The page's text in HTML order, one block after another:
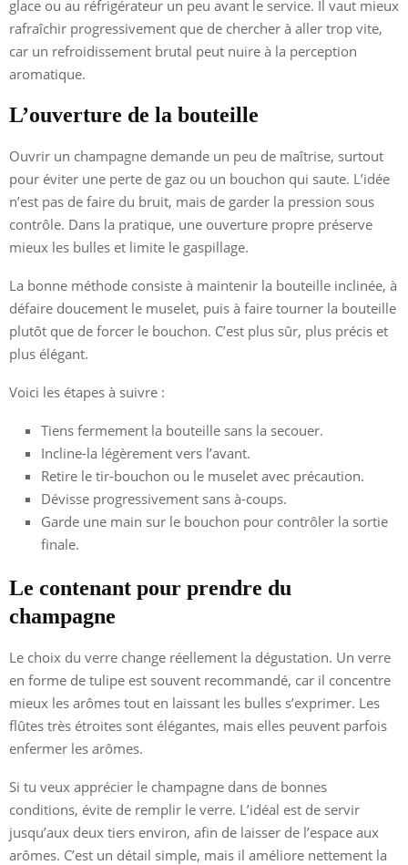
glace ou au réfrigérateur un peu avant le service. Il vaut mieux
rafraîchir progressivement que de chercher à aller trop vite,
car un refroidissement brutal peut nuire à la perception
aromatique.
L’ouverture de la bouteille
Ouvrir un champagne demande un peu de maîtrise, surtout
pour éviter une perte de gaz ou un bouchon qui saute. L’idée
n’est pas de faire du bruit, mais de garder la pression sous
contrôle. Dans la pratique, une ouverture propre préserve
mieux les bulles et limite le gaspillage.
La bonne méthode consiste à maintenir la bouteille inclinée, à
défaire doucement le muselet, puis à faire tourner la bouteille
plutôt que de forcer le bouchon. C’est plus sûr, plus précis et
plus élégant.
Voici les étapes à suivre :
Tiens fermement la bouteille sans la secouer.
Incline-la légèrement vers l’avant.
Retire le tir-bouchon ou le muselet avec précaution.
Dévisse progressivement sans à-coups.
Garde une main sur le bouchon pour contrôler la sortie
finale.
Le contenant pour prendre du
champagne
Le choix du verre change réellement la dégustation. Un verre
en forme de tulipe est souvent recommandé, car il concentre
mieux les arômes tout en laissant les bulles s’exprimer. Les
flûtes très étroites sont élégantes, mais elles peuvent parfois
enfermer les arômes.
Si tu veux apprécier le champagne dans de bonnes
conditions, évite de remplir le verre. L’idéal est de servir
jusqu’aux deux tiers environ, afin de laisser de l’espace aux
arômes. C’est un détail simple, mais il améliore nettement la